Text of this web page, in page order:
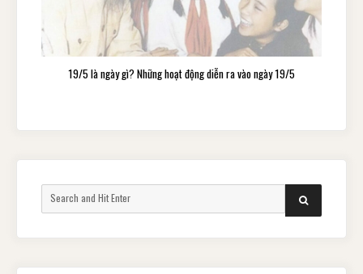
19/5 là ngày gì? Những hoạt động diễn ra vào ngày 19/5
for:
SEARCH